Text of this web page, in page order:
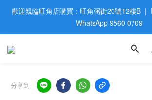
歡迎親臨旺角店購買：旺角弼街20號12樓B  |
WhatsApp 9560 0709
歡迎親臨旺角店購買：旺角弼街20號12樓B  |
WhatsApp 9560 0709
會員大升級 | 於12個月内消費滿$2200，即成
網站購買滿$500，免運費送貨 | Free Delivery
Order
分享到